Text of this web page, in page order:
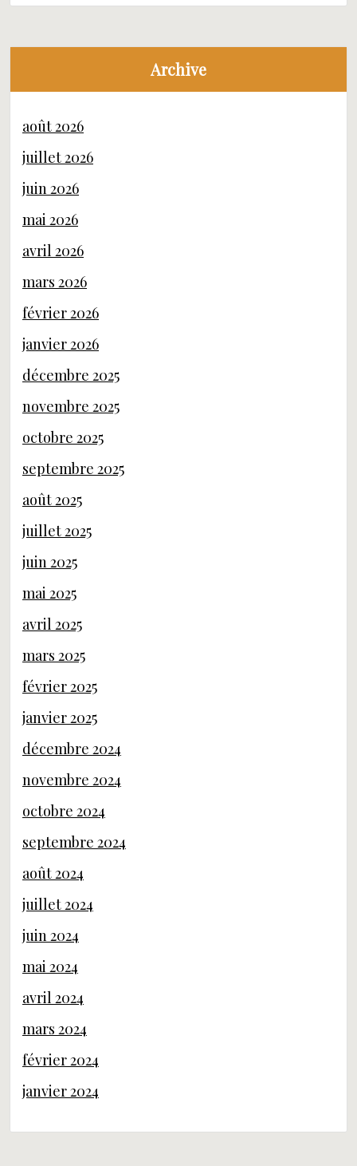
Archive
août 2026
juillet 2026
juin 2026
mai 2026
avril 2026
mars 2026
février 2026
janvier 2026
décembre 2025
novembre 2025
octobre 2025
septembre 2025
août 2025
juillet 2025
juin 2025
mai 2025
avril 2025
mars 2025
février 2025
janvier 2025
décembre 2024
novembre 2024
octobre 2024
septembre 2024
août 2024
juillet 2024
juin 2024
mai 2024
avril 2024
mars 2024
février 2024
janvier 2024